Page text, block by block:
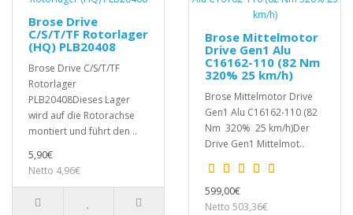
Brose Drive
C/S/T/TF Rotorlager
(HQ) PLB20408
Brose Drive C/S/T/TF
Rotorlager
PLB20408Dieses Lager
wird auf die Rotorachse
montiert und führt den ..
5,90€
Netto 4,96€
Brose Mittelmotor
Drive Gen1 Alu
C16162-110 (82 Nm
320% 25 km/h)
Brose Mittelmotor Drive
Gen1 Alu C16162-110 (82
Nm 320% 25 km/h)Der
Drive Gen1 Mittelmot..
599,00€
Netto 503,36€